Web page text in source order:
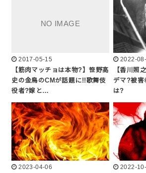
2017-05-15
【筋肉マッチョは本物?】笹野高
史の金鳥のCMが話題に!!歌舞伎
役者?嫁と…
2022-
【香川照
デマ?被害
は?
2023-04-06 2022-